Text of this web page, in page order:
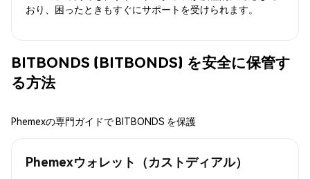
おり、困ったときもすぐにサポートを受けられます。
BITBONDS (BITBONDS) を安全に保管す
る方法
Phemexの専門ガイドで BITBONDS を保護
Phemexウォレット（カストディアル）